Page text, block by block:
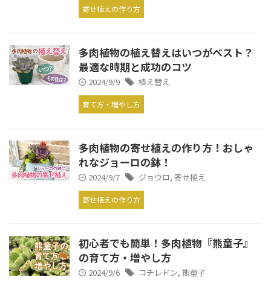
寄せ植えの作り方
多肉植物の植え替えはいつがベスト？
最適な時期と成功のコツ
2024/9/9 植え替え
育て方・増やし方
多肉植物の寄せ植えの作り方！おしゃ
れなジョーロの鉢！
2024/9/7 ジョウロ, 寄せ植え
寄せ植えの作り方
初心者でも簡単！多肉植物『熊童子』
の育て方・増やし方
2024/9/6 コチレドン, 熊童子